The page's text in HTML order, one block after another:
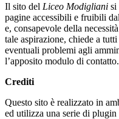
Il sito del Liceo Modigliani si
pagine accessibili e fruibili
e, consapevole della
tale aspirazione, chiede a
eventuali problemi agli
l’apposito modulo di
Crediti
Questo sito è realizzato in
ed utilizza una serie di